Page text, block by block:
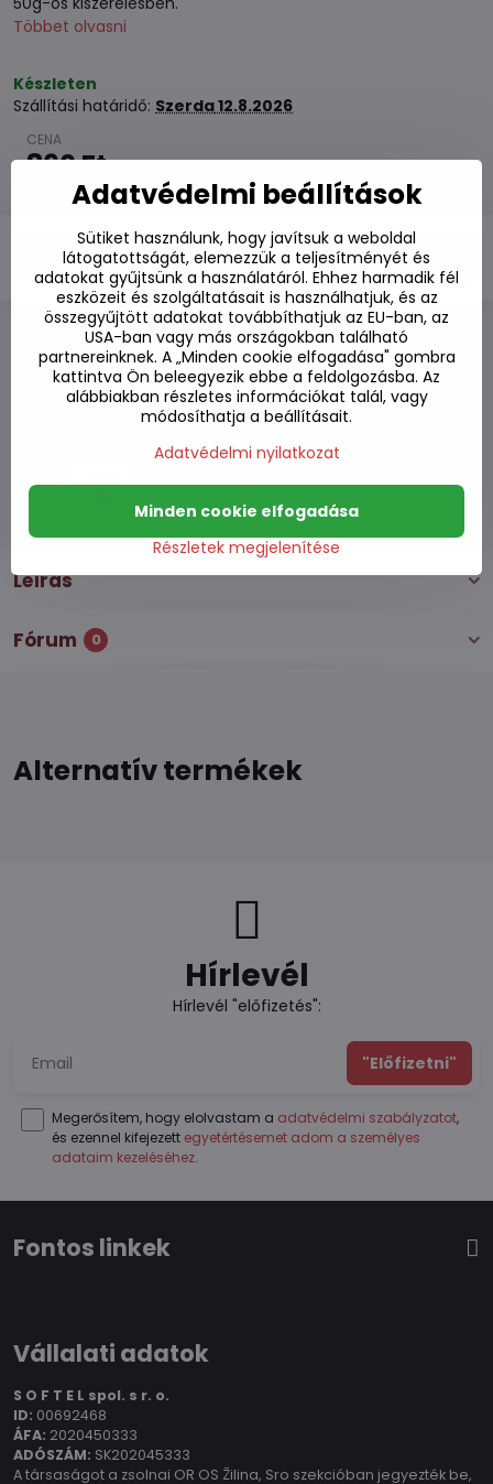
Többet olvasni
Készleten
Szállítási határidő: Szerda12.8.2026
860 Ft
ÁFA nélkül
Kosárba
Hozzáadás a kedvencekhez
Hozzáadás a listához
Watchdog
S7#SK#16278#1
Gyártó:
Leírás
Fórum 0
Alternatív termékek
Hírlevél
Hírlevél "előfizetés":
"Előfizetni"
Megerősítem, hogy elolvastam a adatvédelmi szabályzatot,
és ezennel kifejezett egyetértésemet adom a személyes
adataim kezeléséhez.
Fontos linkek
Vállalati adatok
S O F T E L spol. s r. o.
ID: 00692468
ÁFA: 2020450333
ADÓSZÁM: SK202045333
A társaságot a zsolnai OR OS Žilina, Sro szekcióban jegyezték be,
Adatvédelmi beállítások
Sütiket használunk, hogy javítsuk a weboldal
látogatottságát, elemezzük a teljesítményét és
adatokat gyűjtsünk a használatáról. Ehhez harmadik fél
eszközeit és szolgáltatásait is használhatjuk, és az
összegyűjtött adatokat továbbíthatjuk az EU-ban, az
USA-ban vagy más országokban található
partnereinknek. A „Minden cookie elfogadása" gombra
kattintva Ön beleegyezik ebbe a feldolgozásba. Az
alábbiakban részletes információkat talál, vagy
módosíthatja a beállításait.
Adatvédelmi nyilatkozat
Részletek megjelenítése
Minden cookie elfogadása